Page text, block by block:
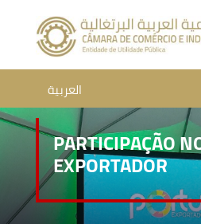
العربية
PARTICIPAÇÃO
EXPORTADOR